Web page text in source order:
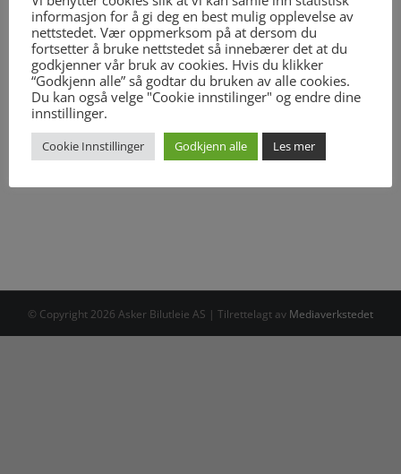
© Copyright 2026 Asker Bilutleie AS | Tilrettelagt av Mediaverkstedet
informasjon for å gi deg en best mulig opplevelse av
nettstedet. Vær oppmerksom på at dersom du
fortsetter å bruke nettstedet så innebærer det at du
godkjenner vår bruk av cookies. Hvis du klikker
“Godkjenn alle” så godtar du bruken av alle cookies.
Du kan også velge "Cookie innstilinger" og endre dine
innstillinger.
Cookie Innstillinger Godkjenn alle Les mer